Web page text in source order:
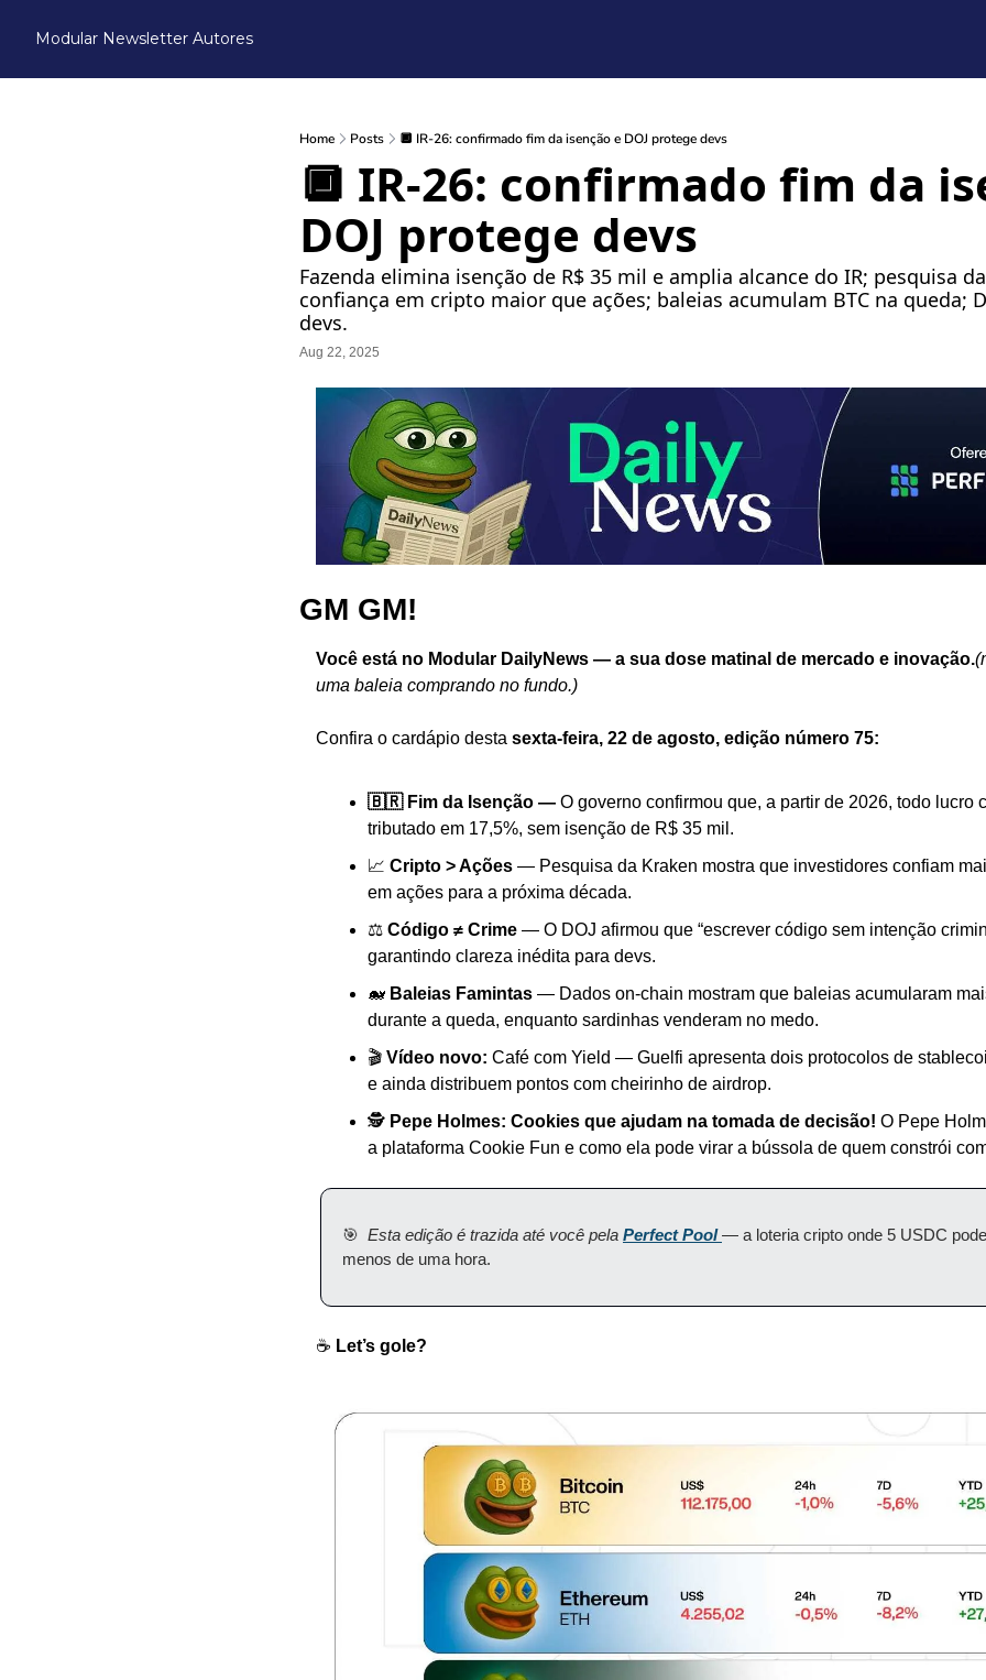
Modular Newsletter Autores
Home Posts 🔲 IR-26: confirmado fim da isenção e DOJ protege devs
🔲 IR-26: confirmado fim da
DOJ protege devs
Fazenda elimina isenção de R$ 35 mil e amplia alcance do IR; pesquisa
confiança em cripto maior que ações; baleias acumulam BTC na queda;
devs.
Aug 22, 2025
GM GM!
Você está no Modular DailyNews — a sua dose matinal de mercado e inovação.
uma baleia comprando no fundo.)
Confira o cardápio desta sexta-feira, 22 de agosto, edição número 75:
🇧🇷 Fim da Isenção — O governo confirmou que, a partir de 2026, todo lucro
tributado em 17,5%, sem isenção de R$ 35 mil.
📈 Cripto > Ações — Pesquisa da Kraken mostra que investidores confiam
em ações para a próxima década.
⚖️ Código ≠ Crime — O DOJ afirmou que “escrever código sem intenção
garantindo clareza inédita para devs.
🐋 Baleias Famintas — Dados on-chain mostram que baleias acumularam
durante a queda, enquanto sardinhas venderam no medo.
🎬 Vídeo novo: Café com Yield — Guelfi apresenta dois protocolos de
e ainda distribuem pontos com cheirinho de airdrop.
🕵️ Pepe Holmes: Cookies que ajudam na tomada de decisão! O Pepe
a plataforma Cookie Fun e como ela pode virar a bússola de quem constrói
🎯 Esta edição é trazida até você pela Perfect Pool — a loteria cripto onde 5 USDC
menos de uma hora.
☕️ Let’s gole?